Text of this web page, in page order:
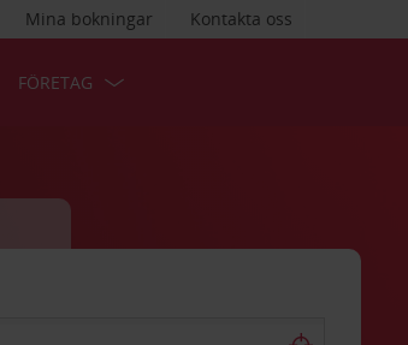
Kontakta oss
Mina bokningar
FÖRETAG